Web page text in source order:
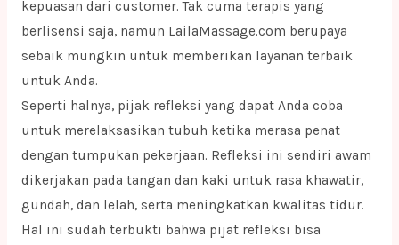
kepuasan dari customer. Tak cuma terapis yang
berlisensi saja, namun LailaMassage.com berupaya
sebaik mungkin untuk memberikan layanan terbaik
untuk Anda.
Seperti halnya, pijak refleksi yang dapat Anda coba
untuk merelaksasikan tubuh ketika merasa penat
dengan tumpukan pekerjaan. Refleksi ini sendiri awam
dikerjakan pada tangan dan kaki untuk rasa khawatir,
gundah, dan lelah, serta meningkatkan kwalitas tidur.
Hal ini sudah terbukti bahwa pijat refleksi bisa